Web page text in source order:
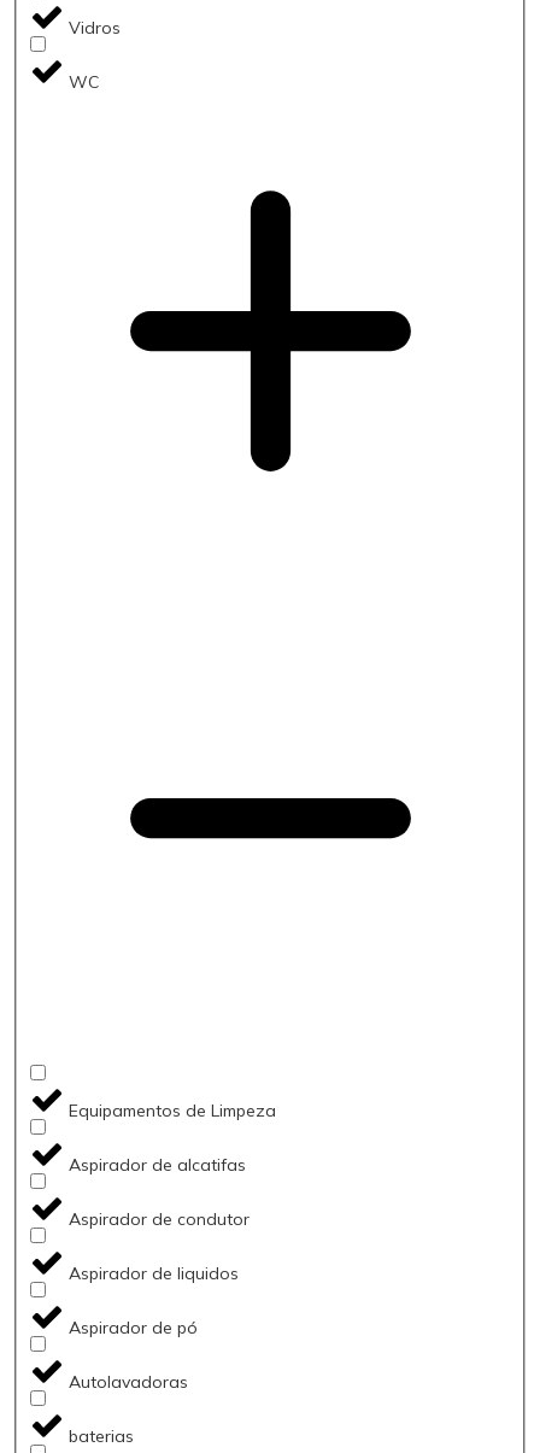
Vidros
WC
Equipamentos de Limpeza
Aspirador de alcatifas
Aspirador de condutor
Aspirador de liquidos
Aspirador de pó
Autolavadoras
baterias